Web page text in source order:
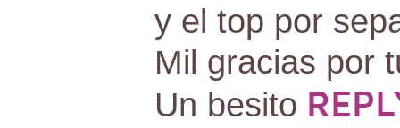
y el top por
Mil gracias por
Un besito